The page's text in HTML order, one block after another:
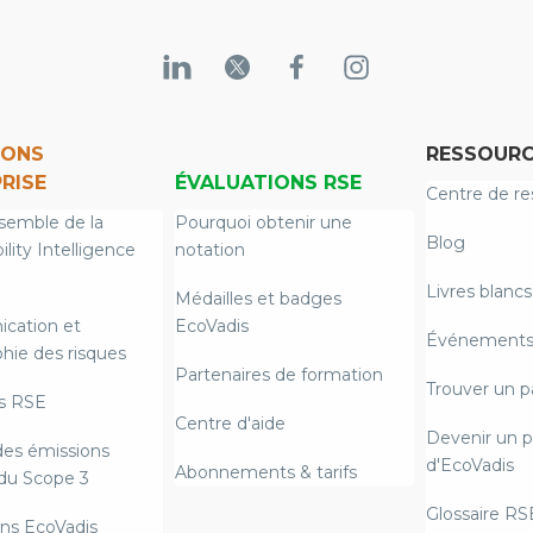
de la
Intelligence
et
des risques
RSE
émissions
Scope 3
EcoVadis
ÉVALUATIONS RSE
Pourquoi obtenir une
notation
Médailles et badges
EcoVadis
Partenaires de formation
Centre d'aide
Abonnements & tarifs
Centre de
Blog
Livres blancs
Trouver un
Devenir un
d'EcoVadis
Glossaire